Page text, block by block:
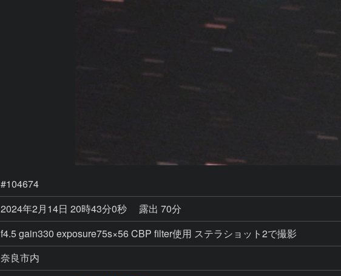
#104674
2024年2月14日 20時43分0秒
露出 70分
f4.5 gain330 exposure75s×56 CBP filter使用 ステラショット2で撮影
奈良市内